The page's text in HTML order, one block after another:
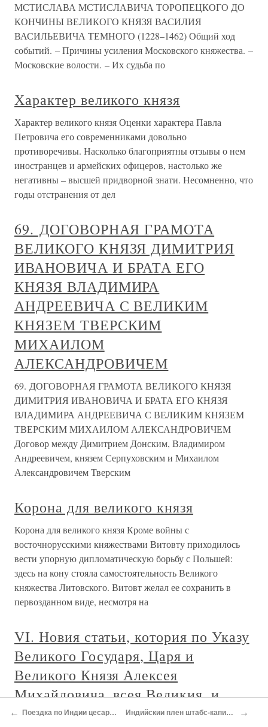
МСТИСЛАВА МСТИСЛАВИЧА ТОРОПЕЦКОГО ДО
КОНЧИНЫ ВЕЛИКОГО КНЯЗЯ ВАСИЛИЯ
ВАСИЛЬЕВИЧА ТЕМНОГО (1228–1462) Общий ход
событий. – Причины усиления Московского княжества. –
Московские волости. – Их судьба по
Характер великого князя
Характер великого князя Оценки характера Павла
Петровича его современниками довольно
противоречивы. Насколько благоприятны отзывы о нем
иностранцев и армейских офицеров, настолько же
негативны – высшей придворной знати. Несомненно, что
годы отстранения от дел
69. ДОГОВОРНАЯ ГРАМОТА
ВЕЛИКОГО КНЯЗЯ ДИМИТРИЯ
ИВАНОВИЧА И БРАТА ЕГО
КНЯЗЯ ВЛАДИМИРА
АНДРЕЕВИЧА С ВЕЛИКИМ
КНЯЗЕМ ТВЕРСКИМ
МИХАИЛОМ
АЛЕКСАНДРОВИЧЕМ
69. ДОГОВОРНАЯ ГРАМОТА ВЕЛИКОГО КНЯЗЯ
ДИМИТРИЯ ИВАНОВИЧА И БРАТА ЕГО КНЯЗЯ
ВЛАДИМИРА АНДРЕЕВИЧА С ВЕЛИКИМ КНЯЗЕМ
ТВЕРСКИМ МИХАИЛОМ АЛЕКСАНДРОВИЧЕМ
Договор между Димитрием Донским, Владимиром
Андреевичем, князем Серпуховским и Михаилом
Александровичем Тверским
Корона для великого князя
Корона для великого князя Кроме войны с
восточнорусскими княжествами Витовту приходилось
вести упорную дипломатическую борьбу с Польшей:
здесь на кону стояла самостоятельность Великого
княжества Литовского. Витовт желал ее сохранить в
первозданном виде, несмотря на
VI. Новия статьи, котория по Указу
Великого Государя, Царя и
Великого Князя Алексея
Михайловича, всея Великия, и
Малыя, и Белия России
← Поездка по Индии цесаревича Николая Индийскии плен штабс-капитана Шульженко →